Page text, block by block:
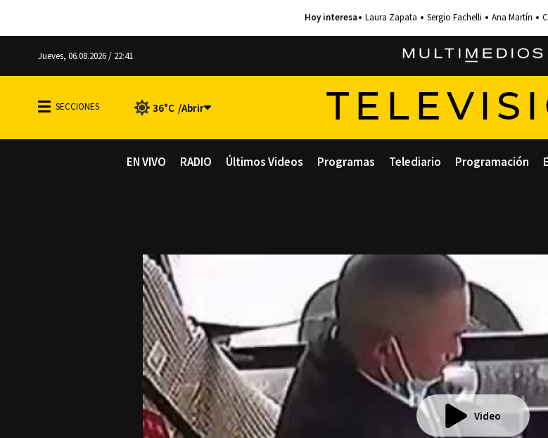
Laura Zapata Sergio Fachelli Ana Martín
Jueves, 06.08.2026 / 22:41
36°C
EN VIVO RADIO Últimos Videos Programas Telediario Programación
Video